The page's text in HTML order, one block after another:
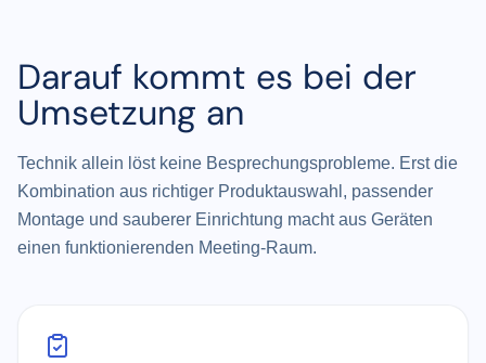
Darauf kommt es bei der
Umsetzung an
Technik allein löst keine Besprechungsprobleme. Erst die
Kombination aus richtiger Produktauswahl, passender
Montage und sauberer Einrichtung macht aus Geräten
einen funktionierenden Meeting-Raum.